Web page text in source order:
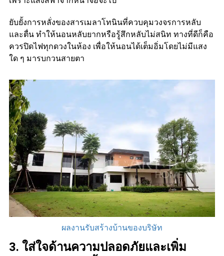
ยับยั้งการหลั่งของสารเมลาโทนินที่ควบคุมวงจรการหลับ
และตื่น ทำให้นอนหลับยากหรือรู้สึกหลับไม่สนิท ทางที่ดีก็คือ
ควรปิดไฟทุกดวงในห้อง เพื่อให้นอนได้เต็มอิ่มโดยไม่มีแสง
ใด ๆ มารบกวนสายตา
ผลงานรับสร้างบ้านของบริษัท
3. ใส่ใจด้านความปลอดภัยและเพิ่ม